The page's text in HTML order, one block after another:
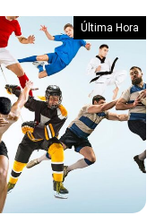
Última Hora